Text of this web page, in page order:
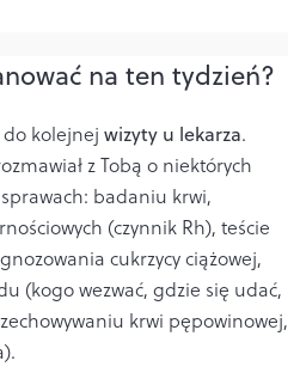
na ten tydzień?
do kolejnej wizyty u lekarza.
z Tobą o niektórych
badaniu krwi,
(czynnik Rh), teście
cukrzycy ciążowej,
(kogo wezwać, gdzie się udać,
krwi pępowinowej,